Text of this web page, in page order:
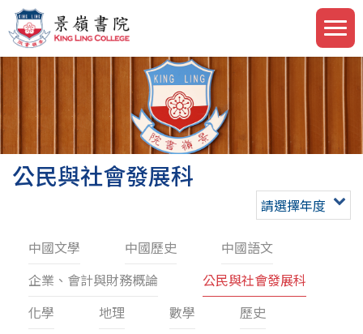
公民與社會發展科
請選擇年度
中國文學 中國歷史
中國語文
企業、會計與財務概論
公民與社會發展科
化學
地理 數學
歷史